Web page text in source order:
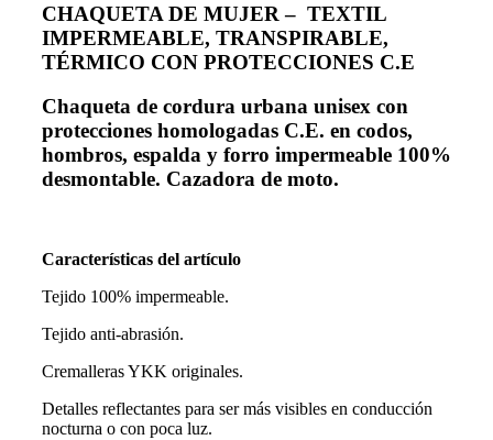
CHAQUETA DE MUJER – TEXTIL
IMPERMEABLE, TRANSPIRABLE,
TÉRMICO CON PROTECCIONES C.E
Chaqueta de cordura urbana unisex con
protecciones homologadas C.E. en codos,
hombros, espalda y forro impermeable 100%
desmontable. Cazadora de moto.
Características del artículo
Tejido 100% impermeable.
Tejido anti-abrasión.
Cremalleras YKK originales.
Detalles reflectantes para ser más visibles en conducción
nocturna o con poca luz.